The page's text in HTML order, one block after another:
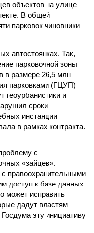
объектов на улице
В общей
парковок чиновники
автостоянках. Так,
парковочной зоны
в размере 26,5 млн
парковками (ГЦУП)
геоурбанистики и
сроки
инстанции
в рамках контракта.
с
«зайцев».
с правоохранительными
доступ к базе данных
может исправить
дадут властям
эту инициативу